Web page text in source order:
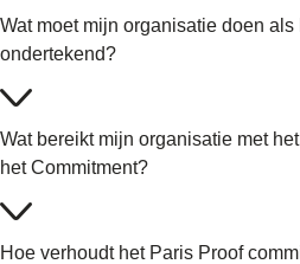
Wat moet mijn organisatie doen
ondertekend?
Wat bereikt mijn organisatie met
het Commitment?
Hoe verhoudt het Paris Proof